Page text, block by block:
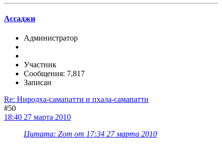
Ассаджи
Администратор
Участник
Сообщения: 7,817
Записан
Re: Ниродха-самапатти и пхала-самапатти
#50
18:40 27 марта 2010
Цитата: Zom от 17:34 27 марта 2010